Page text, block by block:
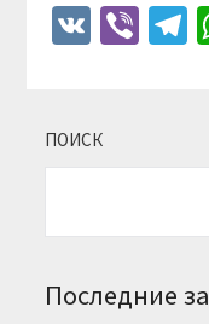
VK
ПОИСК
Последние